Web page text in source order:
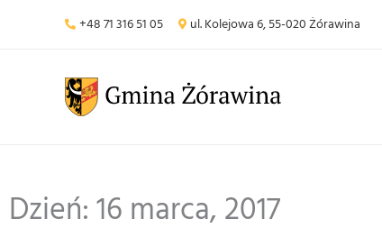
+48 71 316 51 05 ul. Kolejowa 6, 55-020 Żórawina
Dzień: 16 marca, 2017